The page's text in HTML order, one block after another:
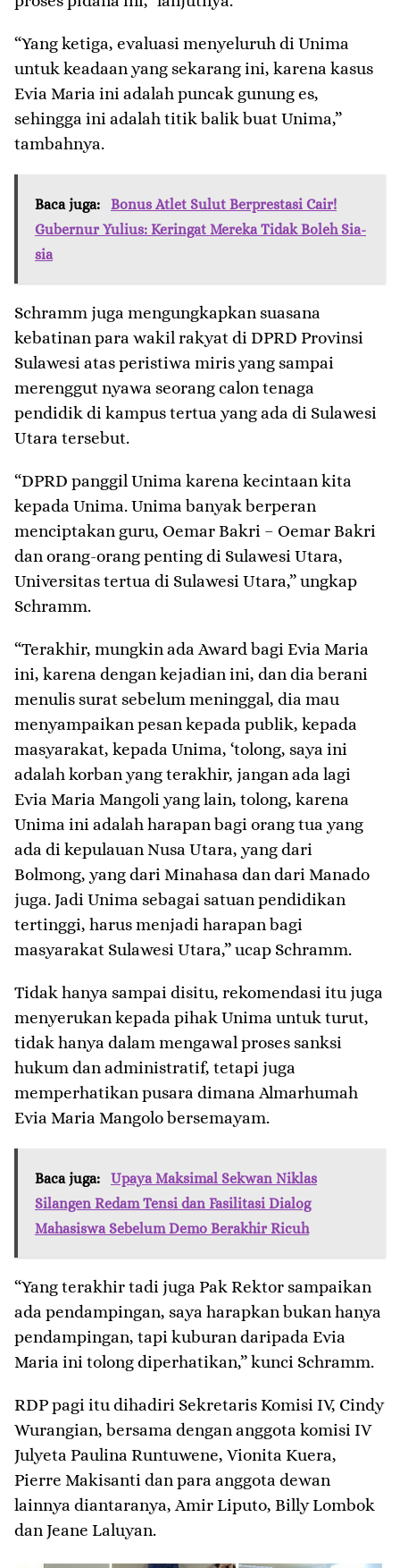
“Yang ketiga, evaluasi menyeluruh di Unima
untuk keadaan yang sekarang ini, karena kasus
Evia Maria ini adalah puncak gunung es,
sehingga ini adalah titik balik buat Unima,”
tambahnya.
Baca juga:
Bonus Atlet Sulut Berprestasi Cair!
Gubernur Yulius: Keringat Mereka Tidak Boleh Sia-
sia
Schramm juga mengungkapkan suasana
kebatinan para wakil rakyat di DPRD Provinsi
Sulawesi atas peristiwa miris yang sampai
merenggut nyawa seorang calon tenaga
pendidik di kampus tertua yang ada di Sulawesi
Utara tersebut.
“DPRD panggil Unima karena kecintaan kita
kepada Unima. Unima banyak berperan
menciptakan guru, Oemar Bakri – Oemar Bakri
dan orang-orang penting di Sulawesi Utara,
Universitas tertua di Sulawesi Utara,” ungkap
Schramm.
“Terakhir, mungkin ada Award bagi Evia Maria
ini, karena dengan kejadian ini, dan dia berani
menulis surat sebelum meninggal, dia mau
menyampaikan pesan kepada publik, kepada
masyarakat, kepada Unima, ‘tolong, saya ini
adalah korban yang terakhir, jangan ada lagi
Evia Maria Mangoli yang lain, tolong, karena
Unima ini adalah harapan bagi orang tua yang
ada di kepulauan Nusa Utara, yang dari
Bolmong, yang dari Minahasa dan dari Manado
juga. Jadi Unima sebagai satuan pendidikan
tertinggi, harus menjadi harapan bagi
masyarakat Sulawesi Utara,” ucap Schramm.
Tidak hanya sampai disitu, rekomendasi itu juga
menyerukan kepada pihak Unima untuk turut,
tidak hanya dalam mengawal proses sanksi
hukum dan administratif, tetapi juga
memperhatikan pusara dimana Almarhumah
Evia Maria Mangolo bersemayam.
Baca juga:
Upaya Maksimal Sekwan Niklas
Silangen Redam Tensi dan Fasilitasi Dialog
Mahasiswa Sebelum Demo Berakhir Ricuh
“Yang terakhir tadi juga Pak Rektor sampaikan
ada pendampingan, saya harapkan bukan hanya
pendampingan, tapi kuburan daripada Evia
Maria ini tolong diperhatikan,” kunci Schramm.
RDP pagi itu dihadiri Sekretaris Komisi IV, Cindy
Wurangian, bersama dengan anggota komisi IV
Julyeta Paulina Runtuwene, Vionita Kuera,
Pierre Makisanti dan para anggota dewan
lainnya diantaranya, Amir Liputo, Billy Lombok
dan Jeane Laluyan.